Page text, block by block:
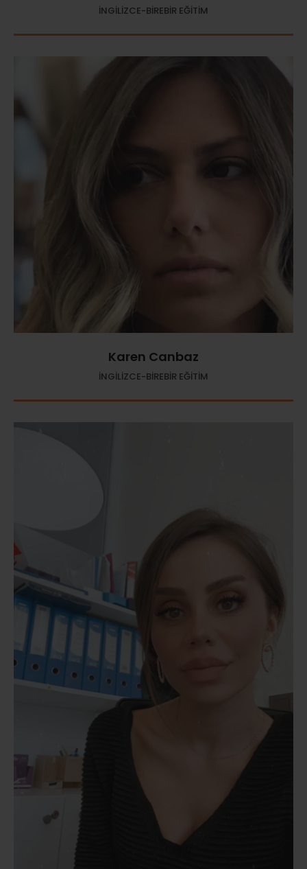
İNGİLİZCE-BİREBİR EĞİTİM
Karen Canbaz
İNGİLİZCE-BİREBİR EĞİTİM